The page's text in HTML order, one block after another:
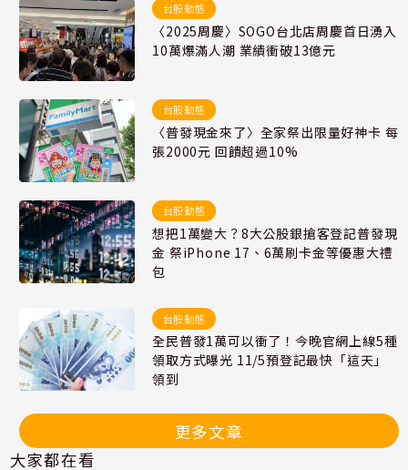
台股動態
〈2025周慶〉SOGO台北店周慶首日湧入
10萬爆滿人潮 業績衝破13億元
台股動態
〈普發現金來了〉全家祭出限量好神卡 每
張2000元 回饋超過10%
台股動態
想把1萬變大？8大公股銀搶客登記普發現
金 祭iPhone 17、6萬刷卡金等優惠大禮
包
台股動態
全民普發1萬可以衝了！今晚官網上線5種
領取方式曝光 11/5預登記最快「這天」
領到
更多文章
大家都在看